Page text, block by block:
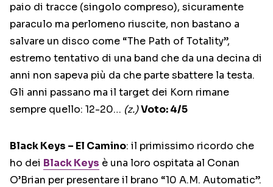
paio di tracce (singolo compreso), sicuramente
paraculo ma perlomeno riuscite, non bastano a
salvare un disco come “The Path of Totality”,
estremo tentativo di una band che da una decina di
anni non sapeva più da che parte sbattere la testa.
Gli anni passano ma il target dei Korn rimane
sempre quello: 12-20… (z.)Voto: 4/5
Black Keys – El Camino: il primissimo ricordo che
ho dei Black Keys è una loro ospitata al Conan
O’Brian per presentare il brano “10 A.M. Automatic”.